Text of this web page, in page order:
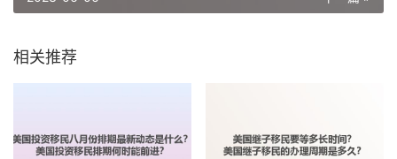
相关推荐